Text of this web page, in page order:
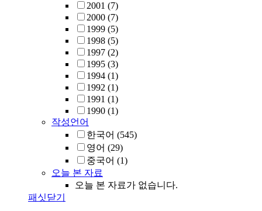
2001 (7)
2000 (7)
1999 (5)
1998 (5)
1997 (2)
1995 (3)
1994 (1)
1992 (1)
1991 (1)
1990 (1)
작성언어
한국어 (545)
영어 (29)
중국어 (1)
오늘 본 자료
오늘 본 자료가 없습니다.
패싯닫기